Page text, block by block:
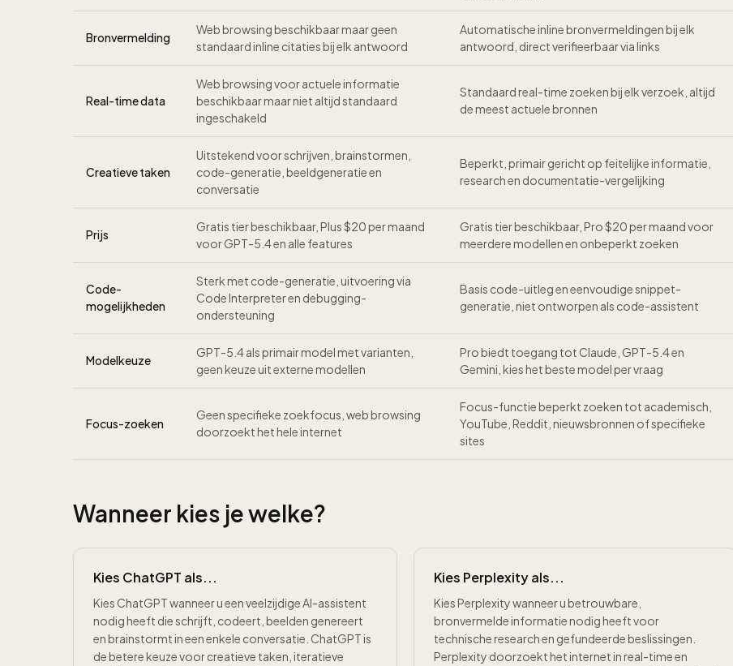
Bronvermelding
Web browsing beschikbaar maar geen
standaard inline citaties bij elk antwoord
Automatische inline bronvermeldingen bij elk
antwoord, direct verifieerbaar via links
Real-time data
Web browsing voor actuele informatie
beschikbaar maar niet altijd standaard
ingeschakeld
Standaard real-time zoeken bij elk verzoek, altijd
de meest actuele bronnen
Creatieve taken
Uitstekend voor schrijven, brainstormen,
code-generatie, beeldgeneratie en
conversatie
Beperkt, primair gericht op feitelijke informatie,
research en documentatie-vergelijking
Prijs
Gratis tier beschikbaar, Plus $20 per maand
voor GPT-5.4 en alle features
Gratis tier beschikbaar, Pro $20 per maand voor
meerdere modellen en onbeperkt zoeken
Code-
mogelijkheden
Sterk met code-generatie, uitvoering via
Code Interpreter en debugging-
ondersteuning
Basis code-uitleg en eenvoudige snippet-
generatie, niet ontworpen als code-assistent
Modelkeuze
GPT-5.4 als primair model met varianten,
geen keuze uit externe modellen
Pro biedt toegang tot Claude, GPT-5.4 en
Gemini, kies het beste model per vraag
Focus-zoeken
Geen specifieke zoekfocus, web browsing
doorzoekt het hele internet
Focus-functie beperkt zoeken tot academisch,
YouTube, Reddit, nieuwsbronnen of specifieke
sites
Wanneer kies je welke?
Kies ChatGPT als...
Kies ChatGPT wanneer u een veelzijdige AI-assistent
nodig heeft die schrijft, codeert, beelden genereert
en brainstormt in een enkele conversatie. ChatGPT is
de betere keuze voor creatieve taken, iteratieve
Kies Perplexity als...
Kies Perplexity wanneer u betrouwbare,
bronvermelde informatie nodig heeft voor
technische research en gefundeerde beslissingen.
Perplexity doorzoekt het internet in real-time en